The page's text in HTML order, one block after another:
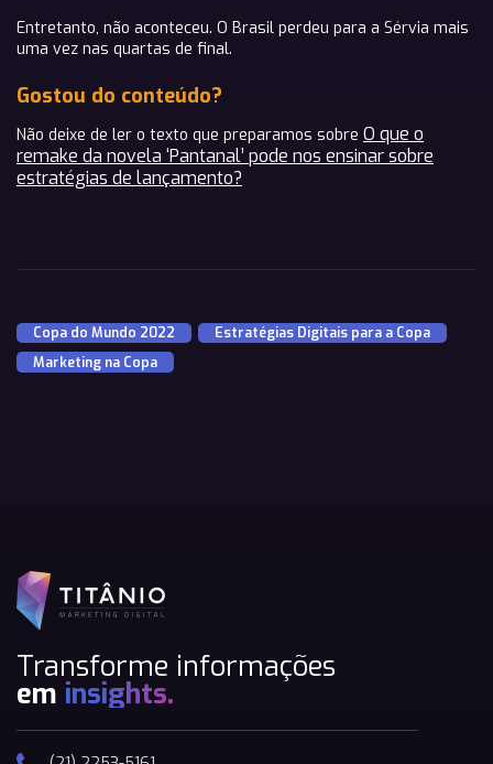
Entretanto, não aconteceu. O Brasil perdeu para a Sérvia mais
uma vez nas quartas de final.
Gostou do conteúdo?
Não deixe de ler o texto que preparamos sobre O que o
remake da novela ‘Pantanal’ pode nos ensinar sobre
estratégias de lançamento?
Copa do Mundo 2022 Estratégias Digitais para a Copa
Marketing na Copa
Transforme informações
em insights.